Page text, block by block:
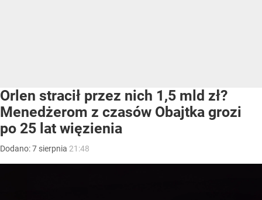
Orlen stracił przez nich 1,5 mld zł?
Menedżerom z czasów Obajtka grozi
po 25 lat więzienia
Dodano:7 sierpnia 21:48